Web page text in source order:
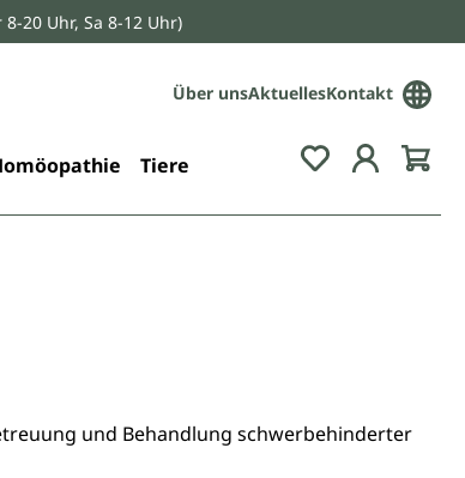
8-20 Uhr, Sa 8-12 Uhr)
Über unsAktuellesKontakt
Tiere Du hast 0
und Behandlung schwerbehinderter